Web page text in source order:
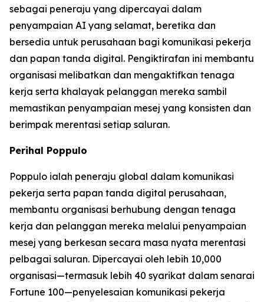
sebagai peneraju yang dipercayai dalam
penyampaian AI yang selamat, beretika dan
bersedia untuk perusahaan bagi komunikasi pekerja
dan papan tanda digital. Pengiktirafan ini membantu
organisasi melibatkan dan mengaktifkan tenaga
kerja serta khalayak pelanggan mereka sambil
memastikan penyampaian mesej yang konsisten dan
berimpak merentasi setiap saluran.
Perihal Poppulo
Poppulo ialah peneraju global dalam komunikasi
pekerja serta papan tanda digital perusahaan,
membantu organisasi berhubung dengan tenaga
kerja dan pelanggan mereka melalui penyampaian
mesej yang berkesan secara masa nyata merentasi
pelbagai saluran. Dipercayai oleh lebih 10,000
organisasi—termasuk lebih 40 syarikat dalam senarai
Fortune 100—penyelesaian komunikasi pekerja